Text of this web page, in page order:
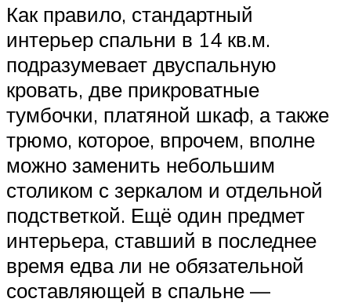
Как правило, стандартный
интерьер спальни в 14 кв.м.
подразумевает двуспальную
кровать, две прикроватные
тумбочки, платяной шкаф, а также
трюмо, которое, впрочем, вполне
можно заменить небольшим
столиком с зеркалом и отдельной
подстветкой. Ещё один предмет
интерьера, ставший в последнее
время едва ли не обязательной
составляющей в спальне —